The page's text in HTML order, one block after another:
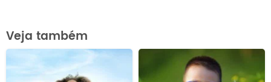
Este conteúdo contém informação incorreta
Este conteúdo não tem a informação que procuro
Outro
Veja também